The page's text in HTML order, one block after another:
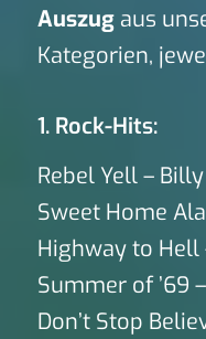
Auszugaus
Kategorien,
1. Rock-Hits:
Rebel Yell –
Sweet Home
Highway to Hell
Summer of ’69
Don’t Stop